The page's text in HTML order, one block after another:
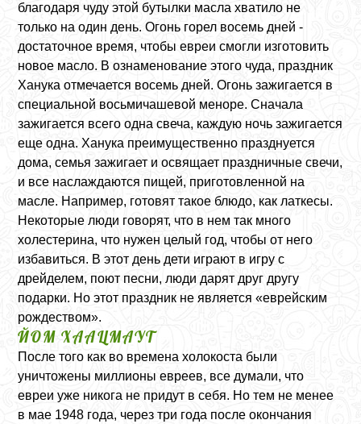
благодаря чуду этой бутылки масла хватило не
только на один день. Огонь горел восемь дней -
достаточное время, чтобы евреи смогли изготовить
новое масло. В ознаменование этого чуда, праздник
Ханука отмечается восемь дней. Огонь зажигается в
специальной восьмичашевой меноре. Сначала
зажигается всего одна свеча, каждую ночь зажигается
еще одна. Ханука преимущественно празднуется
дома, семья зажигает и освящает праздничные свечи,
и все наслаждаются пищей, приготовленной на
масле. Например, готовят такое блюдо, как латкесы.
Некоторые люди говорят, что в нем так много
холестерина, что нужен целый год, чтобы от него
избавиться. В этот день дети играют в игру с
дрейделем, поют песни, люди дарят друг другу
подарки. Но этот праздник не является «еврейским
рождеством».
ЙОМ ХААЦМАУТ
После того как во времена холокоста были
уничтожены миллионы евреев, все думали, что
евреи уже никога не придут в себя. Но тем не менее
в мае 1948 года, через три года после окончания